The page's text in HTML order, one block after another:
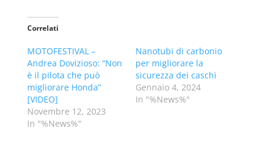
Correlati
MOTOFESTIVAL –
Andrea Dovizioso: “Non
è il pilota che può
migliorare Honda”
[VIDEO]
Novembre 12, 2023
In "%News%"
Nanotubi di carbonio
per migliorare la
sicurezza dei caschi
Gennaio 4, 2024
In "%News%"